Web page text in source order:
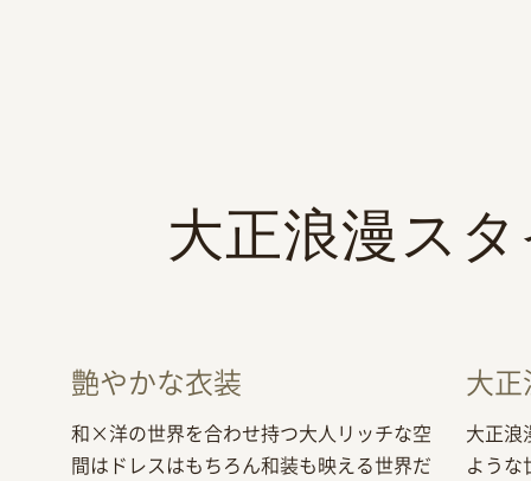
大正浪漫ス
艶やかな衣装
和×洋の世界を合わせ持つ大人リッチな空
間はドレスはもちろん和装も映える世界だ
大
大正浪
ような